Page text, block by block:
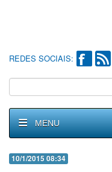
REDES SOCIAIS:
MENU
10/1/2015 08:34